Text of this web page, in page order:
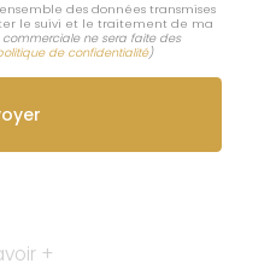
des données transmises
le suivi et le traitement de ma
commerciale ne sera faite des
de confidentialité)
+